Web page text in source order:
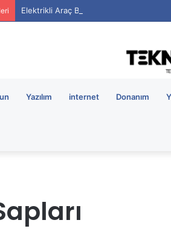
Elektrikli Araç Bataryalarının Ömrü Nasıl
Yazılım internet Donanım